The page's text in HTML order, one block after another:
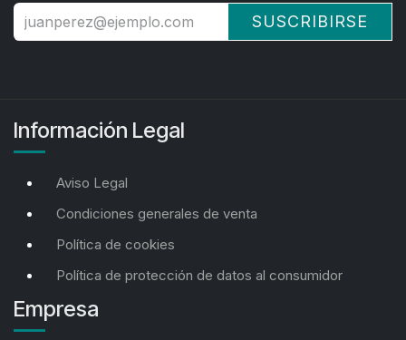
SUSCRIBIRSE
Información Legal
Aviso Legal
Condiciones generales de venta
Política de cookies
Política de protección de datos al consumidor
Empresa